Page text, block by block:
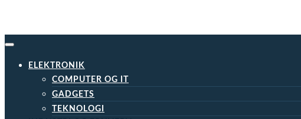
ELEKTRONIK
COMPUTER OG IT
GADGETS
TEKNOLOGI